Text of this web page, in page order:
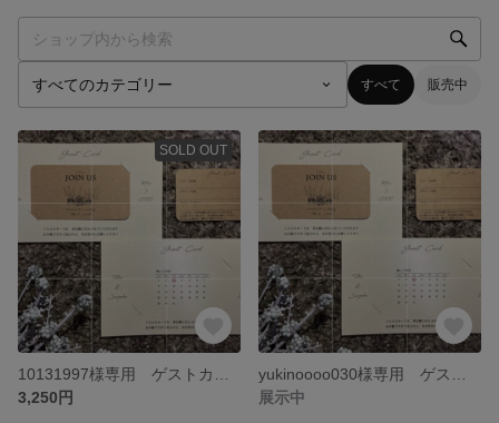
すべて 販売中
SOLD OUT
3,250円
展示中